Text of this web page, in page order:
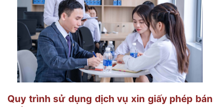
Quy trình sử dụng dịch vụ xin giấy phép bán